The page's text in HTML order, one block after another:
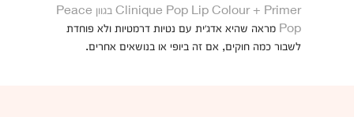
Clinique Pop Lip Colour + Primer בגוון Peace
Pop מראה שהיא אדג׳ית עם נטיות דרמטיות ולא פוחדת
לשבור כמה חוקים, אם זה ביופי או בנושאים אחרים.